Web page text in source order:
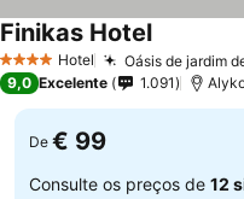
4 EstrelasHotel Oásis de jardim
Finikas Hotel
9,0 Excelente 1.091
De € 99
Consulte os preços de 12